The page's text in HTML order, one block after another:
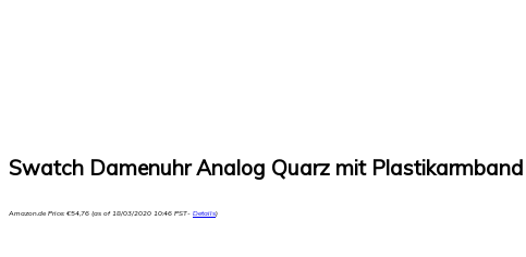
Swatch Damenuhr Analog Quarz mit
Amazon.de Price:€54,76 (as of 18/03/2020 10:46 PST- Details)